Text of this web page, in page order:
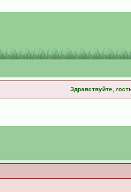
Здравствуйте,